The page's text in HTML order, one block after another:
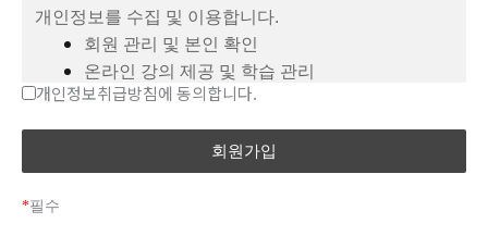
(덕이동, 일산푸르지오더센트럴)
이메일:arayokorean@gmail.com
연락처:
Tel: 010-7932-3793
제3조 (약관의 효력 및 변경)
개인정보를 수집 및 이용합니다.
회원 관리 및 본인 확인
온라인 강의 제공 및 학습 관리
결제 처리 및 환불 처리
고객 문의 및 상담 대응
2. 수집하는 개인정보 항목
개인정보취급방침에 동의합니다.
*필수